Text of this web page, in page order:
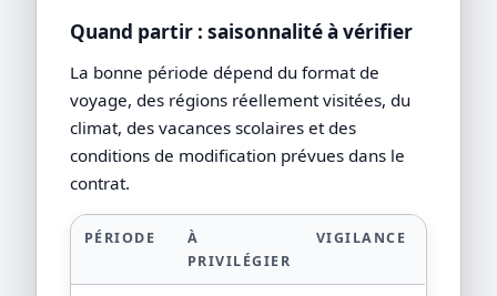
Quand partir : saisonnalité à vérifier
La bonne période dépend du format de
voyage, des régions réellement visitées, du
climat, des vacances scolaires et des
conditions de modification prévues dans le
contrat.
PÉRIODE
À
PRIVILÉGIER
VIGILANCE